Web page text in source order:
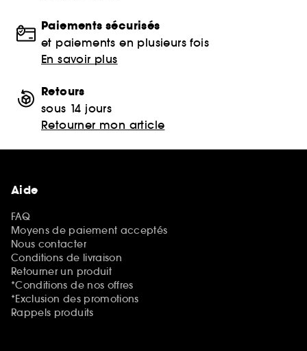
Paiements sécurisés
et paiements en plusieurs fois
En savoir plus
Retours
sous 14 jours
Retourner mon article
Aide
FAQ
Moyens de paiement acceptés
Nous contacter
Conditions de livraison
Retourner un produit
*Conditions de nos offres
*Exclusion des promotions
Rappels produits